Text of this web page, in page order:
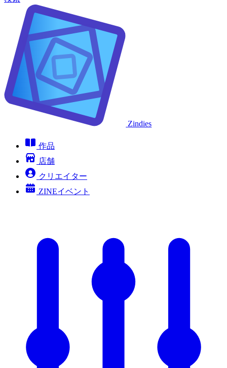
Zindies
作品
店舗
クリエイター
ZINEイベント